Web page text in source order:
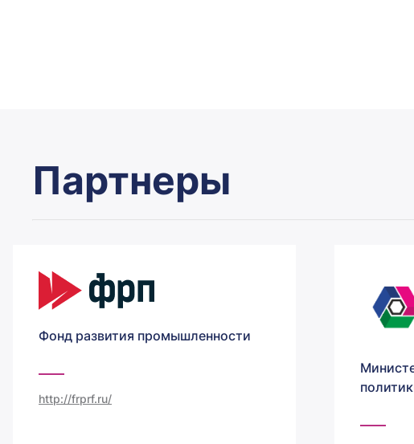
Партнеры
Фонд развития промышленности
http://frprf.ru/